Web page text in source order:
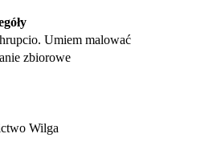
Umiem malować
zbiorowe
Wilga